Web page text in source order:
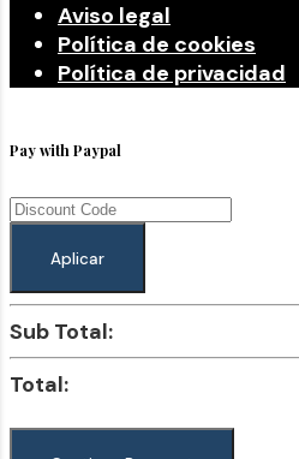
Aviso legal
Política de cookies
Política de privacidad
Pay with Paypal
Aplicar
Sub Total:
Total: